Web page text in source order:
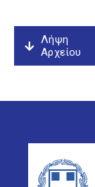
Λήψη
Αρχείου